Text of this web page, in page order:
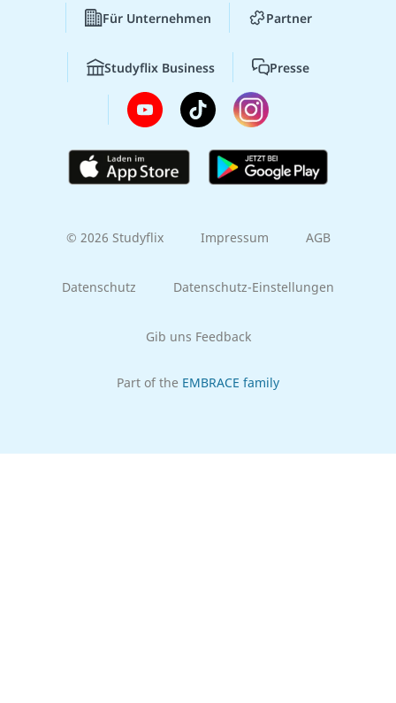
Für Unternehmen Partner
Studyflix Business Presse
© 2026 Studyflix Impressum AGB
Datenschutz Datenschutz-Einstellungen
Gib uns Feedback
Part of the EMBRACE family